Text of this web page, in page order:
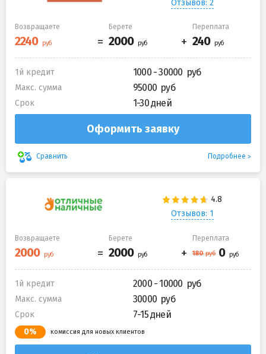
Отзывов: 2
Возвращаете Берете Переплата
1й кредит 1000 - 30000
Макс. сумма 95000
Срок 1-30 дней
Оформить заявку
Сравнить Подробнее
Отзывов: 1
Возвращаете Берете Переплата
1й кредит 2000 - 10000
Макс. сумма 30000
Срок 7-15 дней
0% комиссия для новых клиентов